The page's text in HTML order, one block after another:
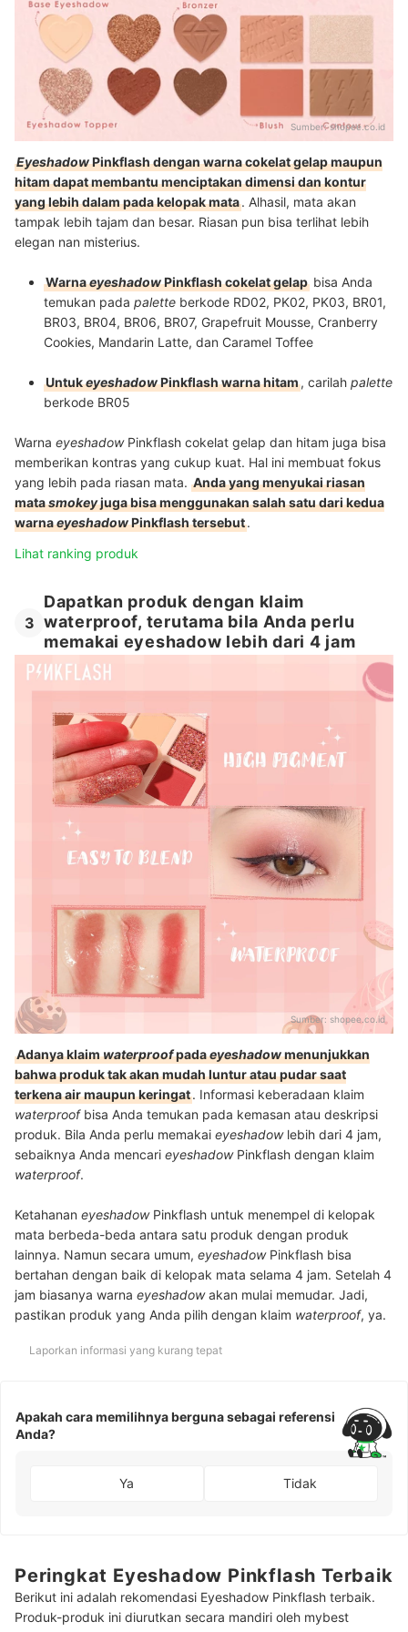
Sumber:shopee.co.id
EyeshadowPinkflash dengan warna cokelat gelap maupun
hitam dapat membantu menciptakan dimensi dan kontur
yang lebih dalam pada kelopak mata. Alhasil, mata akan
tampak lebih tajam dan besar. Riasan pun bisa terlihat lebih
elegan nan misterius.
WarnaeyeshadowPinkflash cokelat gelap bisa Anda
temukan pada palette berkode RD02, PK02, PK03, BR01,
BR03, BR04, BR06, BR07, Grapefruit Mousse, Cranberry
Cookies, Mandarin Latte, dan Caramel Toffee
UntukeyeshadowPinkflash warna hitam, carilah palette
berkode BR05
Warna eyeshadow Pinkflash cokelat gelap dan hitam juga bisa
memberikan kontras yang cukup kuat. Hal ini membuat fokus
yang lebih pada riasan mata. Anda yang menyukai riasan
matasmokeyjuga bisa menggunakan salah satu dari kedua
warnaeyeshadowPinkflash tersebut.
Lihat ranking produk
3
Dapatkan produk dengan klaim
waterproof, terutama bila Anda perlu
memakai eyeshadow lebih dari 4 jam
Sumber: shopee.co.id
Adanya klaimwaterproofpadaeyeshadowmenunjukkan
bahwa produk tak akan mudah luntur atau pudar saat
terkena air maupun keringat. Informasi keberadaan klaim
waterproof bisa Anda temukan pada kemasan atau deskripsi
produk. Bila Anda perlu memakai eyeshadowlebih dari 4 jam,
sebaiknya Anda mencari eyeshadowPinkflash dengan klaim
waterproof.
Ketahanan eyeshadowPinkflash untuk menempel di kelopak
mata berbeda-beda antara satu produk dengan produk
lainnya. Namun secara umum, eyeshadowPinkflash bisa
bertahan dengan baik di kelopak mata selama 4 jam. Setelah 4
jam biasanya warna eyeshadowakan mulai memudar. Jadi,
pastikan produk yang Anda pilih dengan klaim waterproof, ya.
Laporkan informasi yang kurang tepat
Apakah cara memilihnya berguna sebagai referensi
Anda?
Ya Tidak
Peringkat Eyeshadow Pinkflash Terbaik
Berikut ini adalah rekomendasi Eyeshadow Pinkflash terbaik.
Produk-produk ini diurutkan secara mandiri oleh mybest